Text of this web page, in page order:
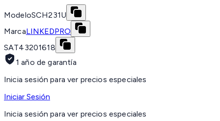
ModeloSCH231U
MarcaLINKEDPRO
SAT43201618
1 año de garantía
Inicia sesión para ver precios especiales
Iniciar Sesión
Inicia sesión para ver precios especiales